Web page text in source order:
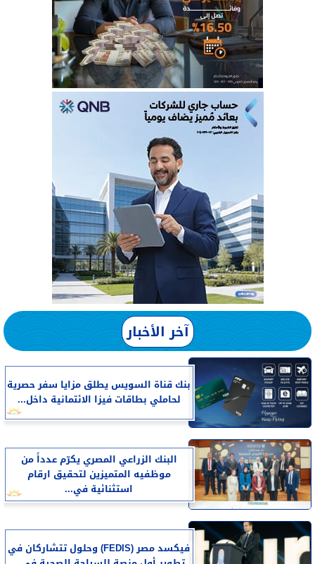
آخر الأخبار
بنك قناة السويس يطلق مزايا سفر حصرية
لحاملي بطاقات فيزا الائتمانية داخل...
البنك الزراعي المصري يكرّم عدداً من
موظفيه المتميزين لتحقيق ارقام
استثنائية في...
فيكسد مصر (FEDIS) وحلول تتشاركان في